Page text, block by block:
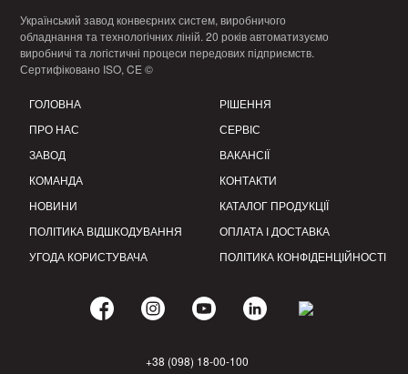
Український завод конвеєрних систем, виробничого
обладнання та технологічних ліній. 20 років автоматизуємо
виробничі та логістичні процеси передових підприємств.
Сертифіковано ISO, CE ©
ГОЛОВНА
ПРО НАС
ЗАВОД
КОМАНДА
НОВИНИ
ПОЛІТИКА ВІДШКОДУВАННЯ
УГОДА КОРИСТУВАЧА
РІШЕННЯ
СЕРВІС
ВАКАНСІЇ
КОНТАКТИ
КАТАЛОГ ПРОДУКЦІЇ
ОПЛАТА І ДОСТАВКА
ПОЛІТИКА КОНФІДЕНЦІЙНОСТІ
+38 (098) 18-00-100